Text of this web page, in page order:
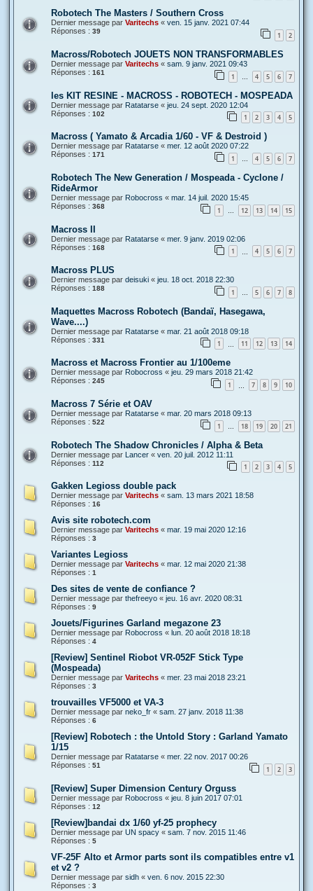
Robotech The Masters / Southern Cross
Dernier message par Varitechs « ven. 15 janv. 2021 07:44
Réponses : 39 1 2
Macross/Robotech JOUETS NON TRANSFORMABLES
Dernier message par Varitechs « sam. 9 janv. 2021 09:43
Réponses : 161 1 … 4 5 6 7
les KIT RESINE - MACROSS - ROBOTECH - MOSPEADA
Dernier message par Ratatarse « jeu. 24 sept. 2020 12:04
Réponses : 102 1 2 3 4 5
Macross ( Yamato & Arcadia 1/60 - VF & Destroid )
Dernier message par Ratatarse « mer. 12 août 2020 07:22
Réponses : 171 1 … 4 5 6 7
Robotech The New Generation / Mospeada - Cyclone /
RideArmor
Dernier message par Robocross « mar. 14 juil. 2020 15:45
Réponses : 368 1 … 12 13 14 15
Macross II
Dernier message par Ratatarse « mer. 9 janv. 2019 02:06
Réponses : 168 1 4 5 6 7
Macross PLUS
Dernier message par deisuki « jeu. 18 oct. 2018 22:30
Réponses : 188 1 … 5 6 7 8
Maquettes Macross Robotech (Bandaï, Hasegawa,
Wave....)
Dernier message par Ratatarse « mar. 21 août 2018 09:18
Réponses : 331 1 11 12 13 14
Macross et Macross Frontier au 1/100eme
Dernier message par Robocross « jeu. 29 mars 2018 21:42
Réponses : 245 1 7 8 9 10
Macross 7 Série et OAV
Dernier message par Ratatarse « mar. 20 mars 2018 09:13
Réponses : 522 1 … 18 19 20 21
Robotech The Shadow Chronicles / Alpha & Beta
Dernier message par Lancer « ven. 20 juil. 2012 11:11
Réponses : 112 1 2 3 4 5
Gakken Legioss double pack
Dernier message par Varitechs « sam. 13 mars 2021 18:58
Réponses : 16
Avis site robotech.com
Dernier message par Varitechs « mar. 19 mai 2020 12:16
Réponses : 3
Variantes Legioss
Dernier message par Varitechs « mar. 12 mai 2020 21:38
Réponses : 1
Des sites de vente de confiance ?
Dernier message par thefreeyo « jeu. 16 avr. 2020 08:31
Réponses : 9
Jouets/Figurines Garland megazone 23
Dernier message par Robocross « lun. 20 août 2018 18:18
Réponses : 4
[Review] Sentinel Riobot VR-052F Stick Type
(Mospeada)
Dernier message par Varitechs « mer. 23 mai 2018 23:21
Réponses : 3
trouvailles VF5000 et VA-3
Dernier message par neko_fr « sam. 27 janv. 2018 11:38
Réponses : 6
[Review] Robotech : the Untold Story : Garland Yamato
1/15
Dernier message par Ratatarse « mer. 22 nov. 2017 00:26
Réponses : 51 1 2 3
[Review] Super Dimension Century Orguss
Dernier message par Robocross « jeu. 8 juin 2017 07:01
Réponses : 12
[Review]bandai dx 1/60 yf-25 prophecy
Dernier message par UN spacy « sam. 7 nov. 2015 11:46
Réponses : 5
VF-25F Alto et Armor parts sont ils compatibles entre v1
et v2 ?
Dernier message par sidh « ven. 6 nov. 2015 22:30
Réponses : 3